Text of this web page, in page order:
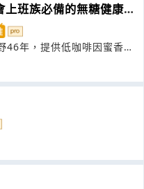
班族必備的無糖健康茶
46年，提供低咖啡因蜜香紅